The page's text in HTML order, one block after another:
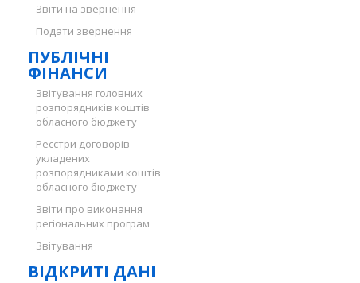
Звіти на звернення
Подати звернення
ПУБЛІЧНІ
ФІНАНСИ
Звітування головних
розпорядників коштів
обласного бюджету
Реєстри договорів
укладених
розпорядниками коштів
обласного бюджету
Звіти про виконання
регіональних програм
Звітування
ВІДКРИТІ ДАНІ